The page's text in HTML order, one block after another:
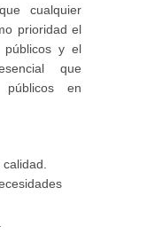
cualquier
prioridad el
públicos y el
que
públicos en